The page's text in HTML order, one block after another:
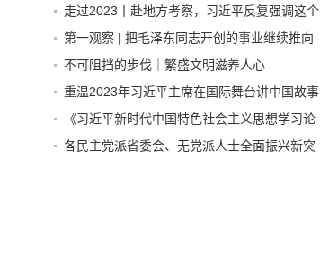
走过2023丨赴地方考察，习近平反复强调这个
关键词
第一观察 | 把毛泽东同志开创的事业继续推向
前进，习近平总书记这样强调
不可阻挡的步伐｜繁盛文明滋养人心
重温2023年习近平主席在国际舞台讲中国故事
《习近平新时代中国特色社会主义思想学习论
丛》第六辑至第十辑出版发行
各民主党派省委会、无党派人士全面振兴新突